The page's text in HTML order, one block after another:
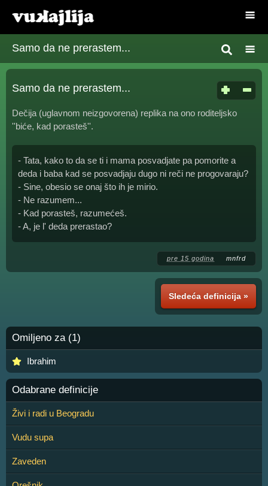
Samo da ne prerastem...
Samo da ne prerastem...
Dečija (uglavnom neizgovorena) replika na ono roditeljsko
''biće, kad porasteš''.
- Tata, kako to da se ti i mama posvadjate pa pomorite a
deda i baba kad se posvadjaju dugo ni reči ne progovaraju?
- Sine, obesio se onaj što ih je mirio.
- Ne razumem...
- Kad porasteš, razumećeš.
- A, je l' deda prerastao?
pre 15 godina mnfrd
Sledeća definicija »
Omiljeno za (1)
Ibrahim
Odabrane definicije
Živi i radi u Beogradu
Vudu supa
Zaveden